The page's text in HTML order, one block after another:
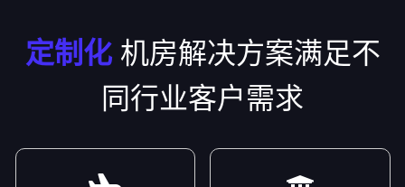
定制化机房解决方案满足不
同行业客户需求